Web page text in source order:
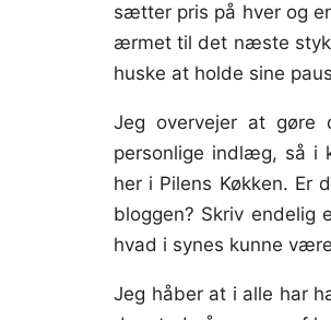
sætter pris på hver og
ærmet til det næste
huske at holde sine
Jeg overvejer at gøre
personlige indlæg, så i
her i Pilens Køkken. Er
bloggen? Skriv endelig
hvad i synes kunne
Jeg håber at i alle har